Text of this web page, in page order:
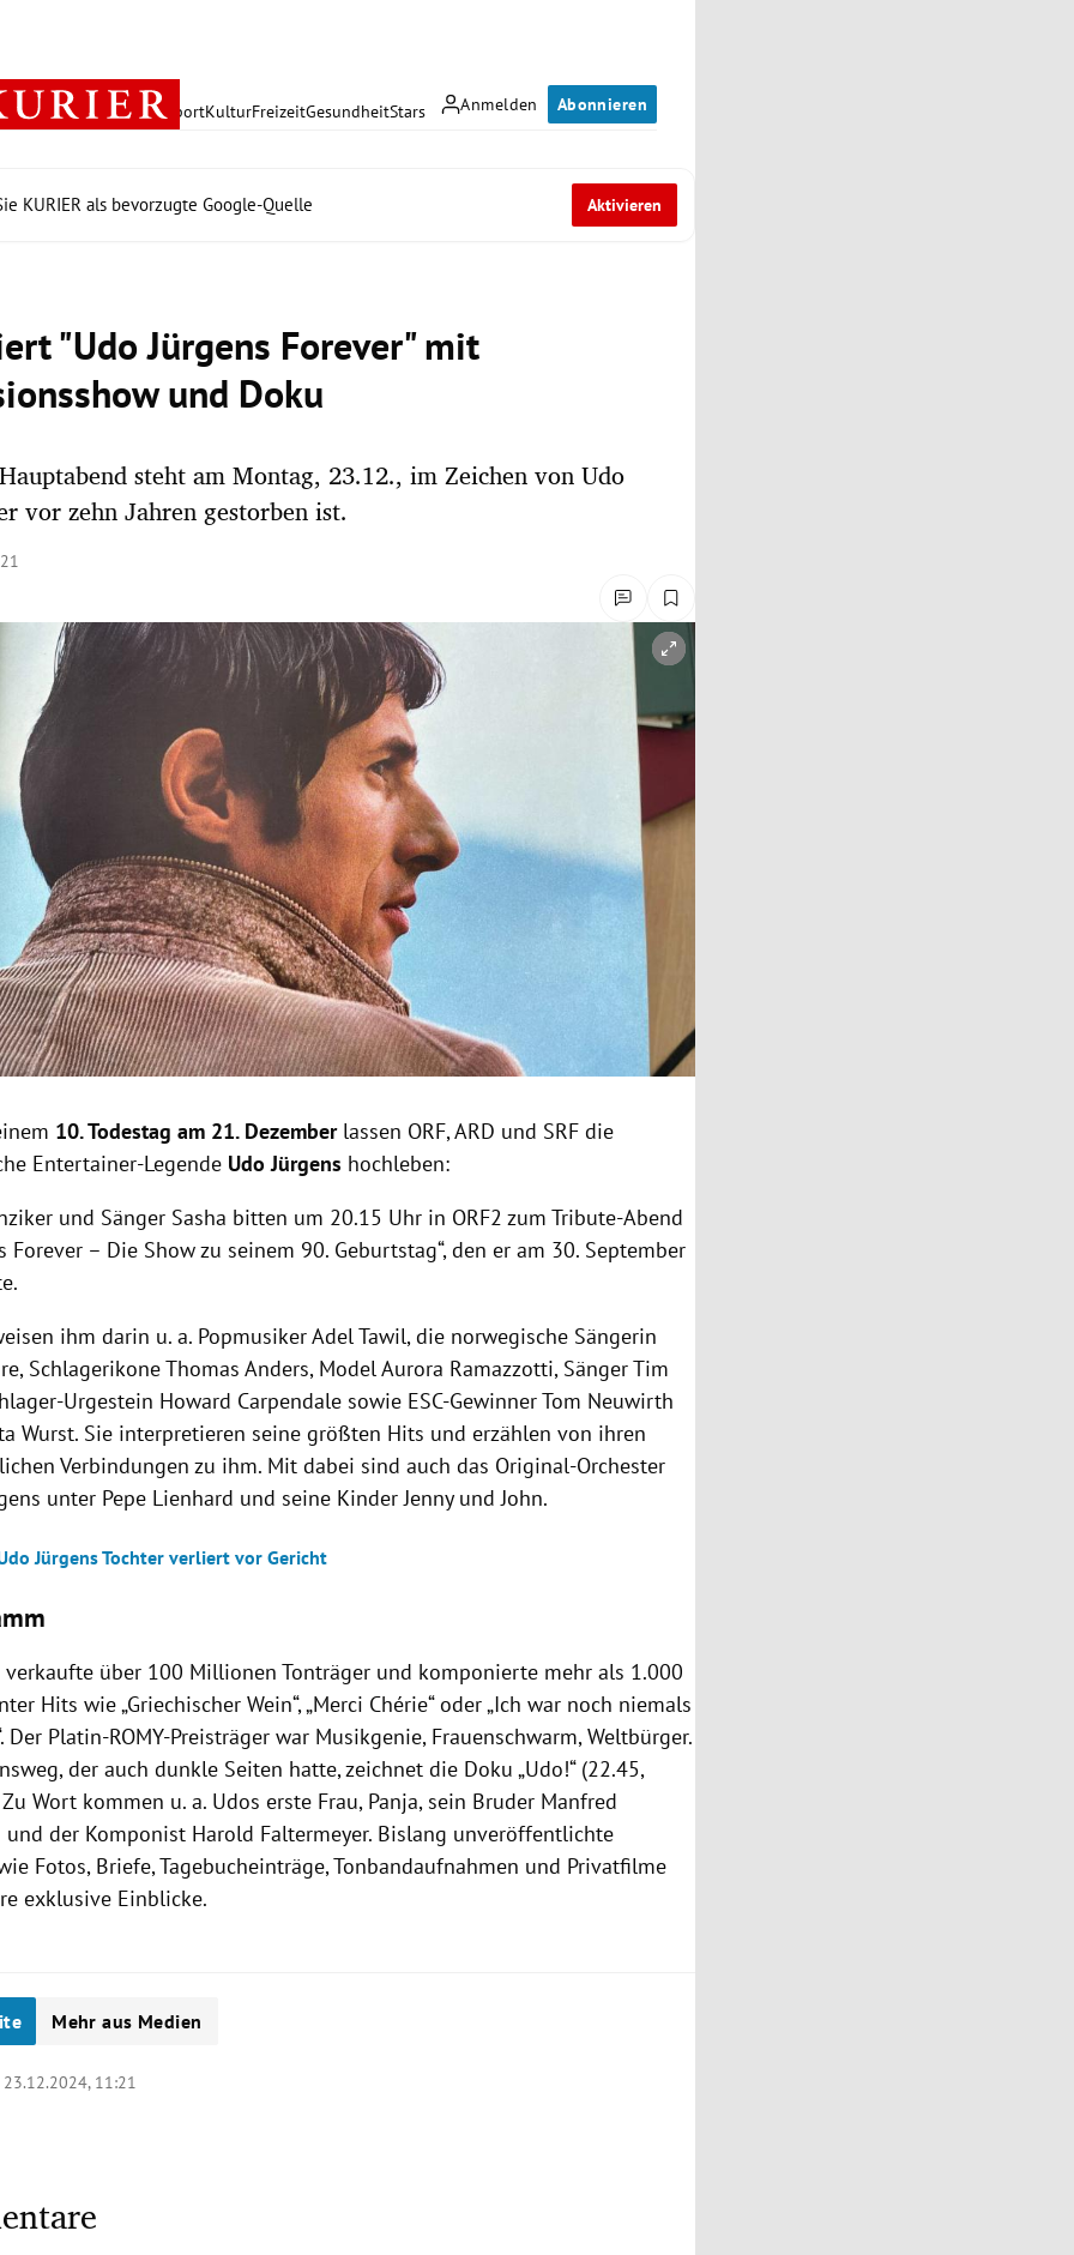
Anmelden Abonnieren
PolitikWirtschaft SportKulturFreizeitGesundheitStars
KURIER als bevorzugte Google-Quelle Aktivieren
"Udo Jürgens Forever" mit
und Doku
steht am Montag, 23.12., im Zeichen von Udo
vor zehn Jahren gestorben ist.
öffnen/schließen
10. Todestag am 21. Dezemberlassen ORF, ARD und SRF die
Entertainer-Legende Udo Jürgens hochleben:
und Sänger Sasha bitten um 20.15 Uhr in ORF2 zum Tribute-Abend
Forever – Die Show zu seinem 90. Geburtstag“, den er am 30. September
ihm darin u. a. Popmusiker Adel Tawil, die norwegische Sängerin
Schlagerikone Thomas Anders, Model Aurora Ramazzotti, Sänger Tim
Urgestein Howard Carpendale sowie ESC-Gewinner Tom Neuwirth
Wurst. Sie interpretieren seine größten Hits und erzählen von ihren
Verbindungen zu ihm. Mit dabei sind auch das Original-Orchester
unter Pepe Lienhard und seine Kinder Jenny und John.
Jürgens Tochter verliert vor Gericht
verkaufte über 100 Millionen Tonträger und komponierte mehr als 1.000
Hits wie „Griechischer Wein“, „Merci Chérie“ oder „Ich war noch niemals
Der Platin-ROMY-Preisträger war Musikgenie, Frauenschwarm, Weltbürger.
der auch dunkle Seiten hatte, zeichnet die Doku „Udo!“ (22.45,
Zu Wort kommen u. a. Udos erste Frau, Panja, sein Bruder Manfred
und der Komponist Harold Faltermeyer. Bislang unveröffentlichte
Fotos, Briefe, Tagebucheinträge, Tonbandaufnahmen und Privatfilme
exklusive Einblicke.
Mehr aus Medien
23.12.2024, 11:21